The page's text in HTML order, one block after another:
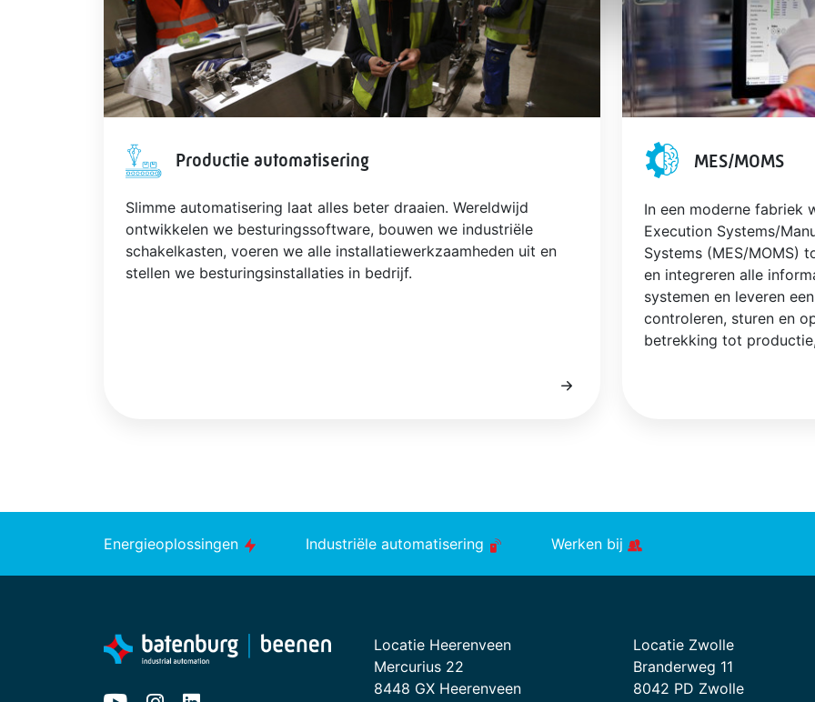
Productie automatisering
Slimme automatisering laat alles beter draaien. Wereldwijd
ontwikkelen we besturingssoftware, bouwen we industriële
schakelkasten, voeren we alle installatiewerkzaamheden uit en
stellen we besturingsinstallaties in bedrijf.
MES/MOMS
In een moderne fabriek
Execution Systems/
Systems (MES/MOMS)
en integreren alle
systemen en leveren
controleren, sturen en
betrekking tot
Energieoplossingen Industriële automatisering Werken bij
Locatie Heerenveen
Mercurius 22
8448 GX Heerenveen
Locatie Zwolle
Branderweg 11
8042 PD Zwolle